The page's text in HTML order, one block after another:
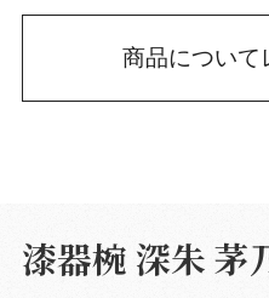
商品について
漆器椀 深朱 茅